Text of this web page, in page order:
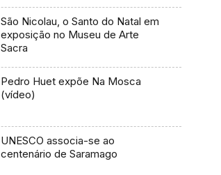
São Nicolau, o Santo do Natal em
exposição no Museu de Arte
Sacra
Pedro Huet expõe Na Mosca
(vídeo)
UNESCO associa-se ao
centenário de Saramago